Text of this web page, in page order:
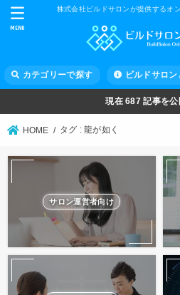
株式会社ビルドサロンが提供するオ
カテゴリーで探す ビルドサロン
MENU
現在687 記事を
HOME タグ : 龍が如く
サロン運営者向け